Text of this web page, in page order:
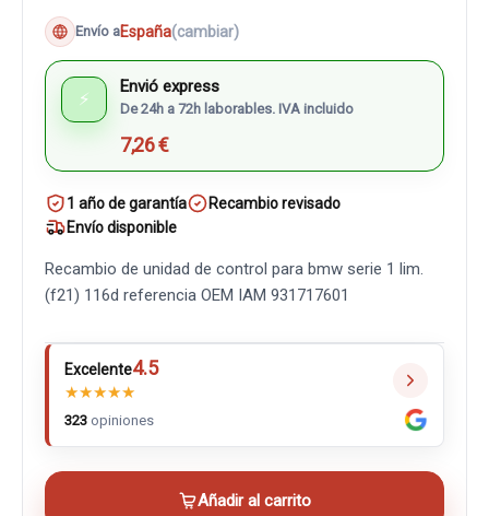
Envío aEspaña(cambiar)
⚡
Envió express
De 24h a 72h laborables. IVA incluido
7,26 €
1 año de garantía
Recambio revisado
Envío disponible
Recambio de unidad de control para bmw serie 1 lim.
(f21) 116d referencia OEM IAM 931717601
Excelente4.5
★★★★★
323 opiniones
Añadir al carrito